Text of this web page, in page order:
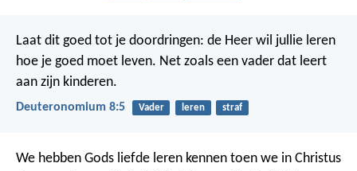
Laat dit goed tot je doordringen: de Heer wil jullie leren
hoe je goed moet leven. Net zoals een vader dat leert
aan zijn kinderen.
Deuteronomium 8:5 Vader leren straf
We hebben Gods liefde leren kennen toen we in Christus